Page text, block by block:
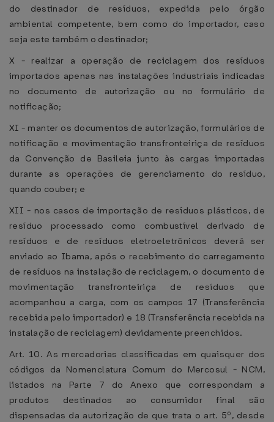
do destinador de resíduos, expedida pelo órgão
ambiental competente, bem como do importador, caso
seja este também o destinador;
X - realizar a operação de reciclagem dos resíduos
importados apenas nas instalações industriais indicadas
no documento de autorização ou no formulário de
notificação;
XI - manter os documentos de autorização, formulários de
notificação e movimentação transfronteiriça de resíduos
da Convenção de Basileia junto às cargas importadas
durante as operações de gerenciamento do resíduo,
quando couber; e
XII - nos casos de importação de resíduos plásticos, de
resíduo processado como combustível derivado de
resíduos e de resíduos eletroeletrônicos deverá ser
enviado ao Ibama, após o recebimento do carregamento
de resíduos na instalação de reciclagem, o documento de
movimentação transfronteiriça de resíduos que
acompanhou a carga, com os campos 17 (Transferência
recebida pelo importador) e 18 (Transferência recebida na
instalação de reciclagem) devidamente preenchidos.
Art. 10. As mercadorias classificadas em quaisquer dos
códigos da Nomenclatura Comum do Mercosul - NCM,
listados na Parte 7 do Anexo que correspondam a
produtos destinados ao consumidor final são
dispensadas da autorização de que trata o art. 5º, desde